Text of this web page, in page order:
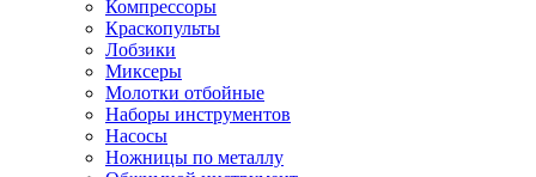
Компрессоры
Краскопульты
Лобзики
Миксеры
Молотки отбойные
Наборы инструментов
Насосы
Ножницы по металлу